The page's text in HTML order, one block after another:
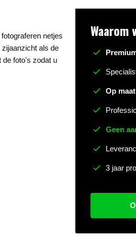
netjes
als de
de foto's zodat u
Waarom
Op maat
Geen
3 jaar